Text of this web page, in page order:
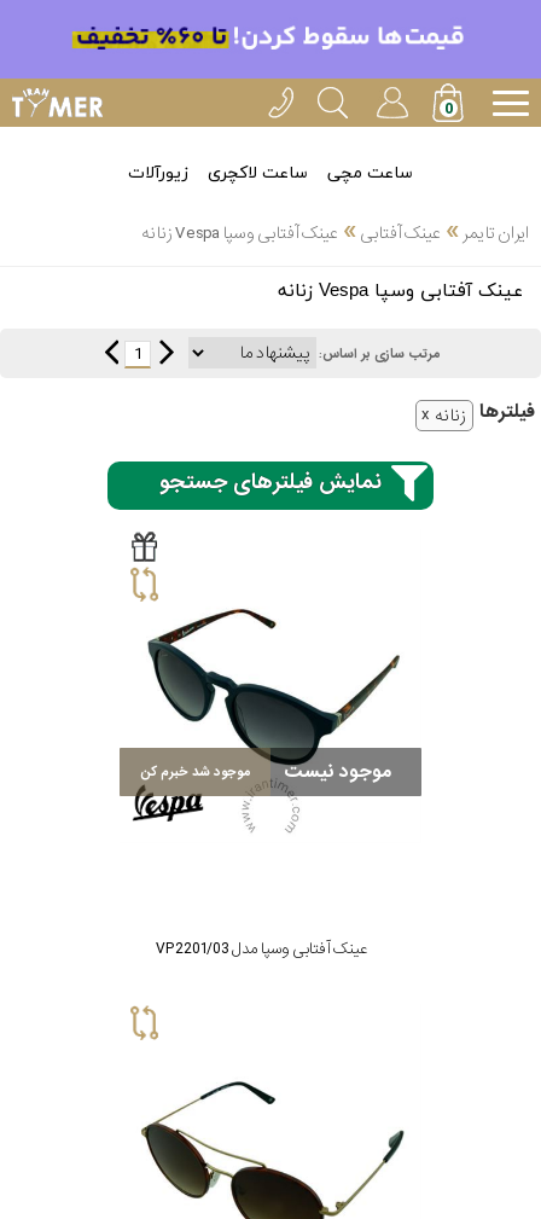
ساعت مچی ساعت لاکچری زیورآلات
ایران تایمر » عینک آفتابی» عینک آفتابی وسپا Vespa زنانه
عینک آفتابی وسپا Vespa زنانه
مرتب سازی بر اساس: 1
فیلتر‌ها زنانه
نمایش فیلترهای جستجو
موجود نیست موجود شد خبرم کن
عینک آفتابی وسپا مدل VP2201/03
انتخاب
بین 3
3